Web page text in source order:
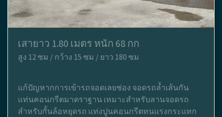
เสายาว 1.80 เมตร หนัก 68 กก
สูง 12 ซม / กว้าง 15 ซม / ยาว 180 ซม
แก้ปัญหากการเข้ารถจอดเลยช่อง จอดรถล้ำเส้นกัน
แท่นคอนกรีตมาตราฐาน เหมาะสำหรับลานจอดรถ
สำหรับกั้นล้อหยุดรถ แท่งปูนคอนกรีตทนแรงกระแทก